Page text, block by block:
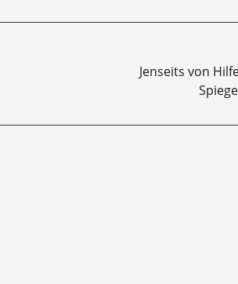
Jenseits von